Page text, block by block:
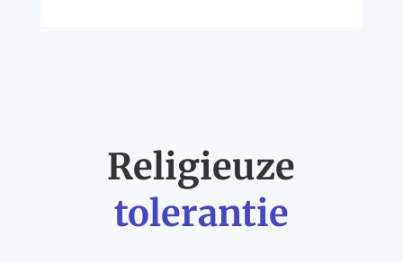
Religieuze
tolerantie